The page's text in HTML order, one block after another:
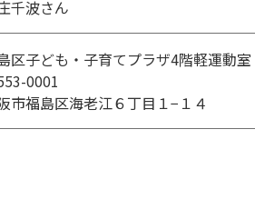
千波さん
区子ども・子育てプラザ4階軽運動室
0001
市福島区海老江６丁目１−１４